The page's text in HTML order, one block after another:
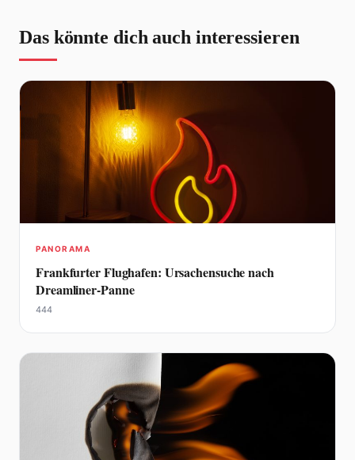
Das könnte dich auch interessieren
PANORAMA
Frankfurter Flughafen: Ursachensuche nach
Dreamliner-Panne
444